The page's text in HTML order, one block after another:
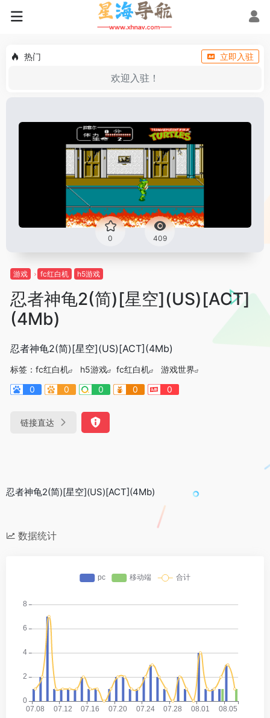
热门 立即入驻
欢迎入驻！
0 409
游戏 fc红白机 h5游戏
忍者神龟2(简)[星空](US)[ACT]
(4Mb)
忍者神龟2(简)[星空](US)[ACT](4Mb)
标签： fc红白机 h5游戏 fc红白机
游戏世界
0
0 0 0 0
链接直达
忍者神龟2(简)[星空](US)[ACT](4Mb)
数据统计